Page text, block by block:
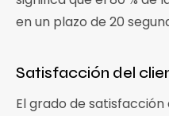
en un plazo de 20
Satisfacción del
El grado de